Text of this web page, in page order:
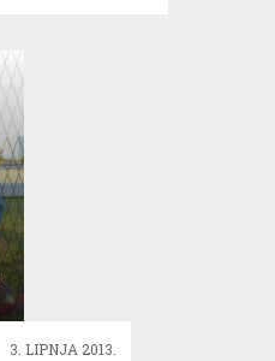
3. LIPNJA 2013.